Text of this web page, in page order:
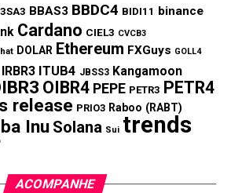
BBAS3 BBDC4 BIDI11 binance
Cardano CIEL3 CVCB3
DOLAR Ethereum FXGuys GOLL4
IRBR3 ITUB4 JBSS3 Kangamoon
OIBR4 PEPE PETR3 PETR4
release PRIO3 Raboo (RABT)
Inu Solana Sui trends
ACOMPANHE